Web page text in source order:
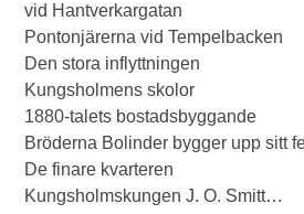
vid Hantverkargatan
Pontonjärerna vid Tempelbacken
Den stora inflyttningen
Kungsholmens skolor
1880-talets bostadsbyggande
Bröderna Bolinder bygger upp sitt
De finare kvarteren
Kungsholmskungen J. O. Smitt…